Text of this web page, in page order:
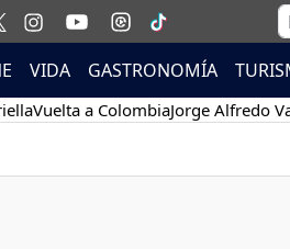
VIDA GASTRONOMÍA
Vuelta a ColombiaJorge Alfredo